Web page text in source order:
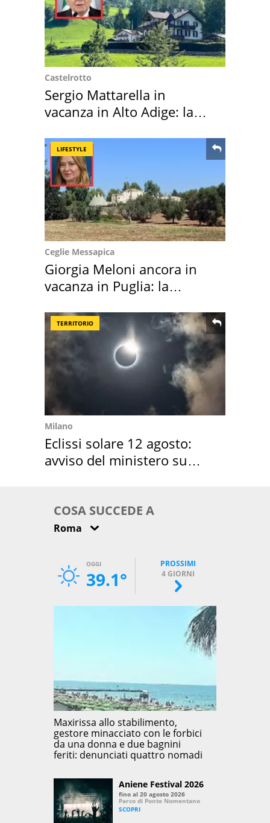
Castelrotto
Sergio Mattarella in
vacanza in Alto Adige: la
LIFESTYLE
Ceglie Messapica
Giorgia Meloni ancora in
vacanza in Puglia: la
TERRITORIO
Milano
Eclissi solare 12 agosto:
avviso del ministero su